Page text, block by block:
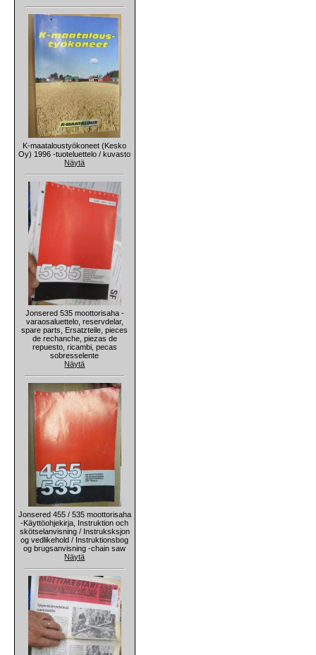
K-maataloustyökoneet (Kesko
Oy) 1996 -tuoteluettelo / kuvasto
Näytä
Jonsered 535 moottorisaha -
varaosaluettelo, reservdelar,
spare parts, Ersatzteile, pieces
de rechanche, piezas de
repuesto, ricambi, pecas
sobresselente
Näytä
Jonsered 455 / 535 moottorisaha
-Käyttöohjekirja, Instruktion och
skötselanvisning / Instruksksjon
og vedlikehold / Instruktionsbog
og brugsanvisning -chain saw
Näytä